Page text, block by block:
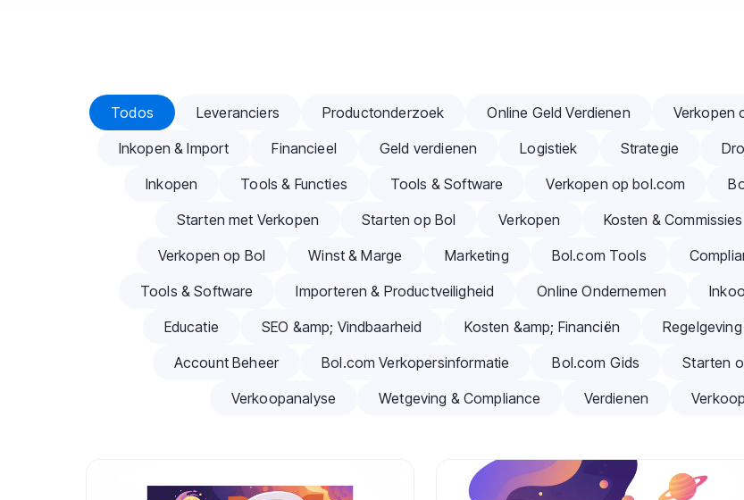
Artículos del blog
Todos Leveranciers Productonderzoek Online Geld Verdienen Verkopen
Inkopen & Import
Financieel Geld verdienen Logistiek Strategie
Inkopen
Tools & Functies Tools & Software Verkopen op bol.com
Starten met Verkopen
Starten op Bol Verkopen Kosten & Commissies
Verkopen op Bol
Winst & Marge Marketing Bol.com Tools
Tools & Software
Importeren & Productveiligheid Online Ondernemen
Educatie
SEO &amp; Vindbaarheid Kosten &amp; Financiën
Account Beheer
Bol.com Verkopersinformatie Bol.com Gids Starten
Verkoopanalyse
Wetgeving & Compliance Verdienen